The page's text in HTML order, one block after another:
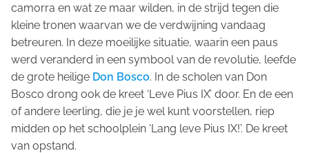
camorra en wat ze maar wilden, in de strijd tegen die
kleine tronen waarvan we de verdwijning vandaag
betreuren. In deze moeilijke situatie, waarin een paus
werd veranderd in een symbool van de revolutie, leefde
de grote heilige Don Bosco. In de scholen van Don
Bosco drong ook de kreet ‘Leve Pius IX’ door. En de een
of andere leerling, die je je wel kunt voorstellen, riep
midden op het schoolplein ‘Lang leve Pius IX!’. De kreet
van opstand.